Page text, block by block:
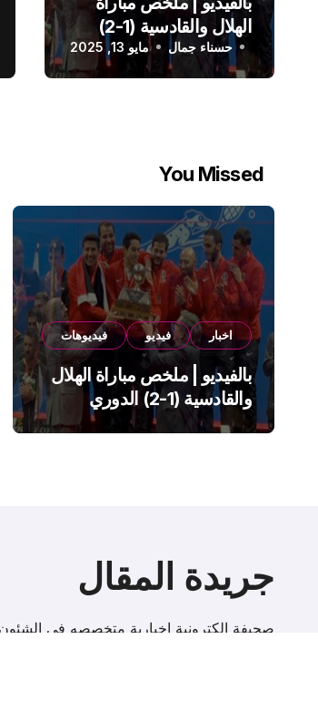
الهلال والقادسية (1-2)
الدوري السعودي
حسناء جمال مايو 13, 2025
You Missed
اخبار فيديو فيديوهات
بالفيديو | ملخص مباراة الهلال
والقادسية (1-2) الدوري
السعودي
جريدة المقال
صحيفة إلكترونية اخبارية متخصصه فى الشئون